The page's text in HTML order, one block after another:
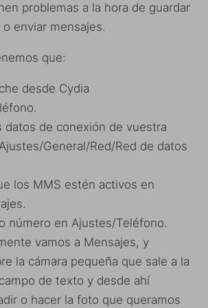
problemas a la hora de guardar
enviar mensajes.
que:
desde Cydia
datos de conexión de vuestra
General/Red/Red de datos
los MMS estén activos en
número en Ajustes/Teléfono.
vamos a Mensajes, y
la cámara pequeña que sale a la
de texto y desde ahí
o hacer la foto que queramos